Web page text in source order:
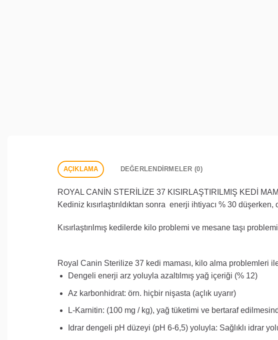
AÇIKLAMA DEĞERLENDIRMELER (0)
ROYAL CANİN STERİLİZE 37 KISIRLAŞTIRILMIŞ KEDİ
Kediniz kısırlaştırıldıktan sonra enerji ihtiyacı % 30 düşerken,
Kısırlaştırılmış kedilerde kilo problemi ve mesane taşı
Royal Canin Sterilize 37 kedi maması, kilo alma problemleri
Dengeli enerji arz yoluyla azaltılmış yağ içeriği (% 12)
Az karbonhidrat: örn. hiçbir nişasta (açlık uyarır)
L-Karnitin: (100 mg / kg), yağ tüketimi ve bertaraf
Idrar dengeli pH düzeyi (pH 6-6,5) yoluyla: Sağlıklı idrar